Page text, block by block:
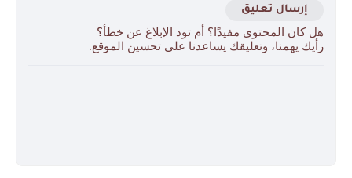
إرسال تعليق
هل كان المحتوى مفيدًا؟ أم تود الإبلاغ عن خطأ؟
رأيك يهمنا، وتعليقك يساعدنا على تحسين الموقع.